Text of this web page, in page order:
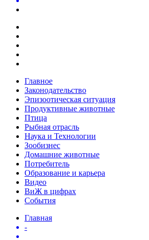
Главное
Законодательство
Эпизоотическая ситуация
Продуктивные животные
Птица
Рыбная отрасль
Наука и Технологии
Зообизнес
Домашние животные
Потребитель
Образование и карьера
Видео
ВиЖ в цифрах
События
Главная
-